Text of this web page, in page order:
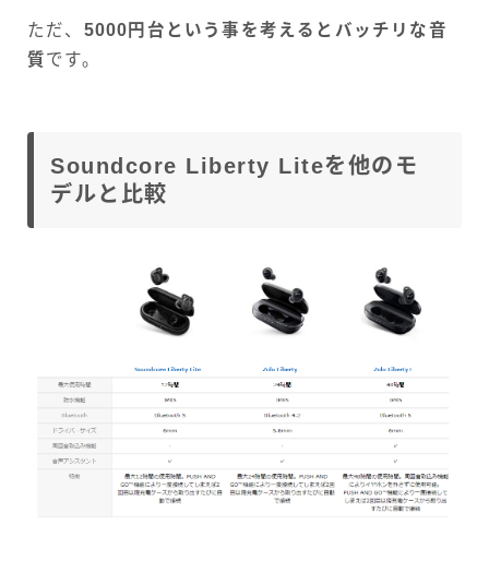
ただ、 5000円台という事を考えるとバッチリな音
質です。
Soundcore Liberty Liteを他のモ
デルと比較